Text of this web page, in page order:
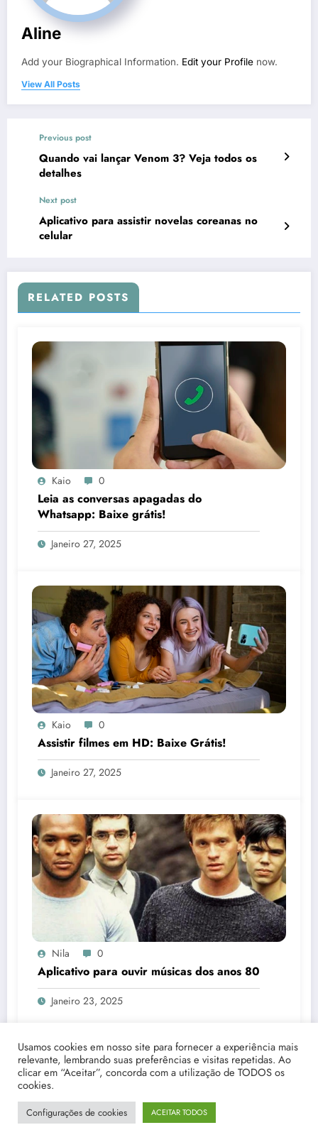
Aline
Add your Biographical Information. Edit your Profile now.
View All Posts
Previous post
Quando vai lançar Venom 3? Veja todos os
detalhes
Next post
Aplicativo para assistir novelas coreanas no
celular
RELATED POSTS
Kaio 0
Leia as conversas apagadas do
Whatsapp: Baixe grátis!
Janeiro 27, 2025
Kaio 0
Assistir filmes em HD: Baixe Grátis!
Janeiro 27, 2025
Nila 0
Aplicativo para ouvir músicas dos anos 80
Janeiro 23, 2025
Política de Privacidade
Termos e Condições Gerais de Uso
Usamos cookies em nosso site para fornecer a experiência mais
relevante, lembrando suas preferências e visitas repetidas. Ao
clicar em “Aceitar”, concorda com a utilização de TODOS os
cookies.
Configurações de cookies ACEITAR TODOS